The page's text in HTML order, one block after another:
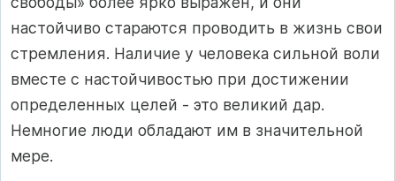
настойчиво стараются проводить в жизнь свои
стремления. Наличие у человека сильной воли
вместе с настойчивостью при достижении
определенных целей - это великий дар.
Немногие люди обладают им в значительной
мере.